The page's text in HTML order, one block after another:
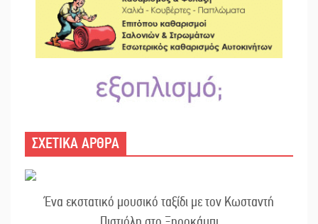
ΣΧΕΤΙΚΑ ΑΡΘΡΑ
Ένα εκστατικό μουσικό ταξίδι με τον Κωσταντή